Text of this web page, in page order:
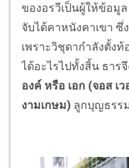
ของอรวีเป็นผู้ให้ข้อมู
จับได้คาหนังคาเขา
เพราะวิชุดากำลังตั้ง
ได้อะไรไปทั้งสิ้น ธาร
องค์ หรือ เอก (จอส เ
งามเกษม) ลูกบุญธรร